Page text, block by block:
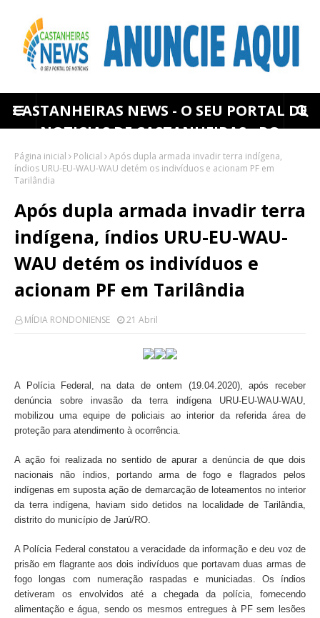
CASTANHEIRAS NEWS - O SEU PORTAL DE
NOTICIAS DE CASTANHEIRAS - RO
Página inicial Policial
Após dupla armada invadir terra indígena,
índios URU-EU-WAU-WAU detém os indivíduos e acionam PF em
Tarilândia
Após dupla armada invadir terra
indígena, índios URU-EU-WAU-
WAU detém os indivíduos e
acionam PF em Tarilândia
MÍDIA RONDONIENSE 21 Abril
A Polícia Federal, na data de ontem (19.04.2020), após receber
denúncia sobre invasão da terra indígena URU-EU-WAU-WAU,
mobilizou uma equipe de policiais ao interior da referida área de
proteção para atendimento à ocorrência.
A ação foi realizada no sentido de apurar a denúncia de que dois
nacionais não índios, portando arma de fogo e flagrados pelos
indígenas em suposta ação de demarcação de loteamentos no interior
da terra indígena, haviam sido detidos na localidade de Tarilândia,
distrito do município de Jarú/RO.
A Polícia Federal constatou a veracidade da informação e deu voz de
prisão em flagrante aos dois indivíduos que portavam duas armas de
fogo longas com numeração raspadas e municiadas. Os índios
detiveram os envolvidos até a chegada da polícia, fornecendo
alimentação e água, sendo os mesmos entregues à PF sem lesões